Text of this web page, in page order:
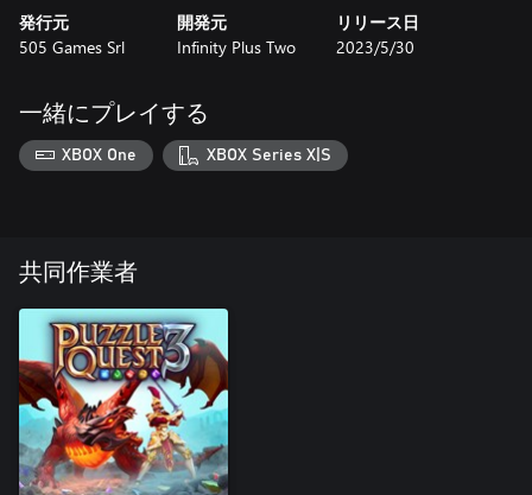
発行元
505 Games Srl
開発元
Infinity Plus Two
リリース日
2023/5/30
一緒にプレイする
XBOX One XBOX Series X|S
共同作業者